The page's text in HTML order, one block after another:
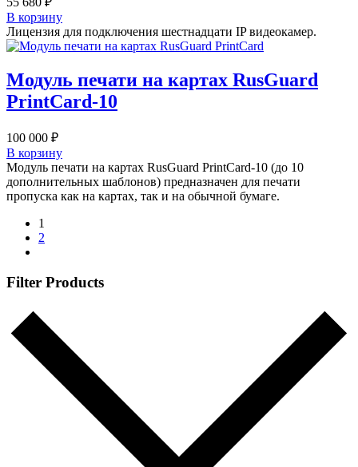
В корзину
Лицензия для подключения шестнадцати IP видеокамер.
Модуль печати на картах RusGuard
PrintCard-10
100 000 ₽
В корзину
Модуль печати на картах RusGuard PrintCard-10 (до 10
дополнительных шаблонов) предназначен для печати
пропуска как на картах, так и на обычной бумаге.
1
2
Filter Products